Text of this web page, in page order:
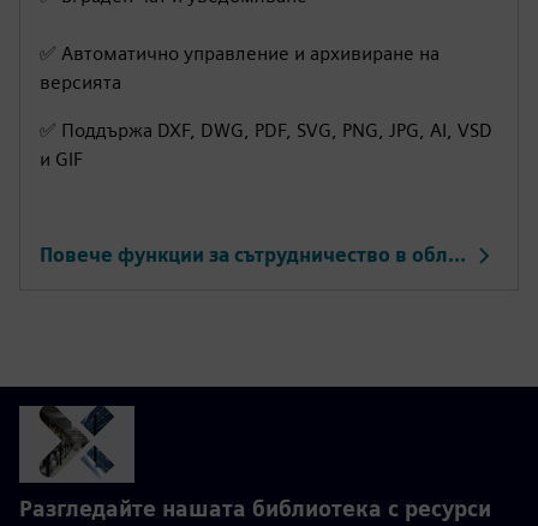
✅ Автоматично управление и архивиране на
версията
✅ Поддържа DXF, DWG, PDF, SVG, PNG, JPG, AI, VSD
и GIF
Повече функции за сътрудничество в облака
Разгледайте нашата библиотека с ресурси